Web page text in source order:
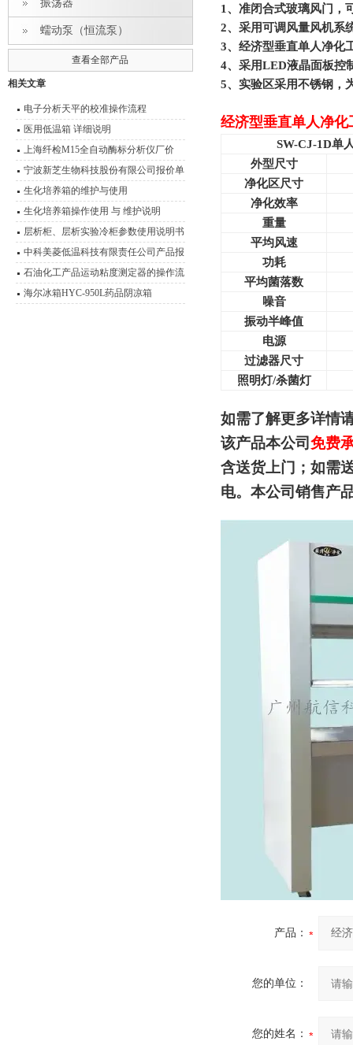
振荡器
蠕动泵（恒流泵）
查看全部产品
相关文章
电子分析天平的校准操作流程
医用低温箱 详细说明
上海纤检M15全自动酶标分析仪厂价
宁波新芝生物科技股份有限公司报价单
参数
生化培养箱的维护与使用
生化培养箱操作使用 与 维护说明
层析柜、层析实验冷柜参数使用说明书
中科美菱低温科技有限责任公司产品报
价表（2011年）
石油化工产品运动粘度测定器的操作流
程
海尔冰箱HYC-950L药品阴凉箱
1 、准闭合式玻璃风门，
2、采用可调风量风机系
3、经济型垂直单人净化
4、采用LED液晶面板控
5、实验区采用不锈钢，
经济型垂直单人净
SW-CJ-1D单
外型尺寸
净化区尺寸
净化效率
重量
平均风速
功耗
平均菌落数
噪音
振动半峰值
电源
过滤器尺寸
照明灯/杀菌灯
如需了解更多详情
该产品本公司免费
含送货上门；如需
电。本公司销售产
产品：
您的单位：
您的姓名：